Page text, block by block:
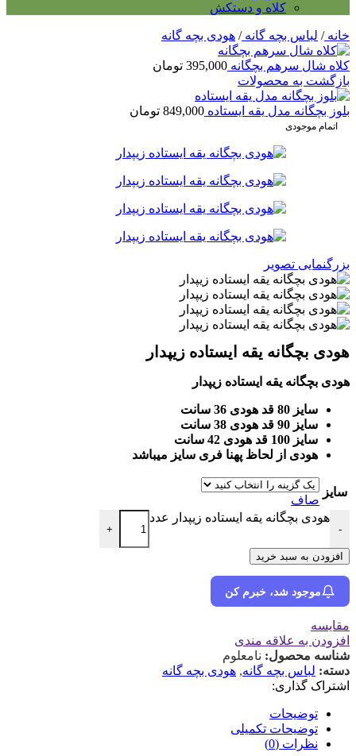
کلاه و دستکش
خانه/ لباس بچه گانه/ هودی بچه گانه
کلاه شال سرهم بچگانه 395,000 تومان
بازگشت به محصولات
بلوز بچگانه مدل یقه ایستاده 849,000 تومان
اتمام موجودی
بزرگنمایی تصویر
هودی بچگانه یقه ایستاده زیپدار
هودی بچگانه یقه ایستاده زیپدار
سایز 80 قد هودی 36 سانت
سایز 90 قد هودی 38 سانت
سایز 100 قد هودی 42 سانت
هودی از لحاظ پهنا فری سایز میباشد
سایز
صاف
-
هودی بچگانه یقه ایستاده زیپدار عدد
+
افزودن به سبد خرید
موجود شد، خبرم کن
مقایسه
افزودن به علاقه مندی
شناسه محصول: نامعلوم
دسته: لباس بچه گانه, هودی بچه گانه
اشتراک گذاری:
توضیحات
توضیحات تکمیلی
نظرات (0)